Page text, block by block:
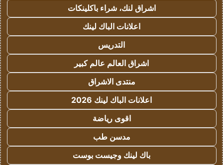
اشراق لنك، شراء باكلينكات
اعلانات الباك لينك
التدريس
اشراق العالم عالم كبير
منتدى الاشراق
اعلانات الباك لينك 2026
اقوى رياضة
مدسن طب
باك لينك وجيست بوست